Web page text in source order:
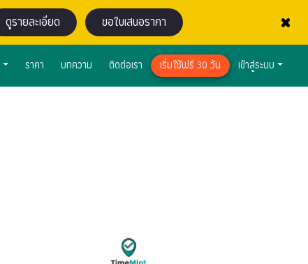
×
ดูรายละเอียด ขอใบเสนอราคา
ราคา บทความ ติดต่อเรา เริ่มใช้ฟรี 30 วัน เข้าสู่ระบบ